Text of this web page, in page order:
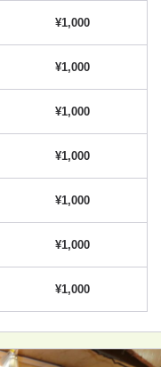
¥1,000
¥1,000
¥1,000
¥1,000
¥1,000
¥1,000
¥1,000